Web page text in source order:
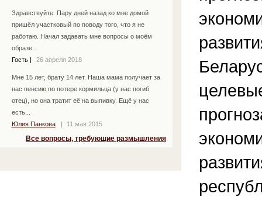
Здравствуйте. Пару дней назад ко мне домой
пришёл участковый по поводу того, что я не
работаю. Начал задавать мне вопросы о моём
образе...
Гость
26 апреля 2018
Мне 15 лет, брату 14 лет. Наша мама получает за
нас пенсию по потере кормильца (у нас погиб
отец), но она тратит её на выпивку. Ещё у нас
есть...
Юлия Панкова
11 мая 2015
Все вопросы, требующие размышления